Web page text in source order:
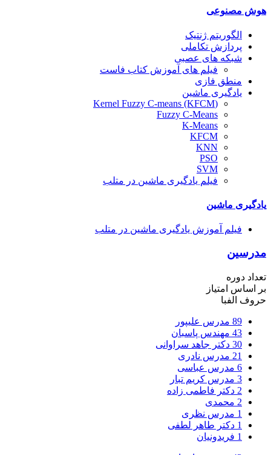
هوش مصنوعی
الگوریتم ژنتیک
پردازش تکاملی
شبکه های عصبی
فیلم های آموزش کتاب فاست
منطق فازی
یادگیری ماشین
(Kernel Fuzzy C-means (KFCM
Fuzzy C-Means
K-Means
KFCM
KNN
PSO
SVM
فیلم یادگیری ماشین در متلب
یادگیری ماشین
فیلم آموزش یادگیری ماشین در متلب
مدرسین
تعداد دوره
بر اساس امتیاز
حروف الفبا
89 مدرس علیپور
43 مهندس پاسبان
30 دکتر جاهد سراوانی
21 مدرس نادری
6 مدرس عباسی
3 مدرس کریم تبار
2 دکتر فاطمی زاده
2 محمدی
1 مدرس نظری
1 دکتر طاهر لطفی
1 فریدونیان